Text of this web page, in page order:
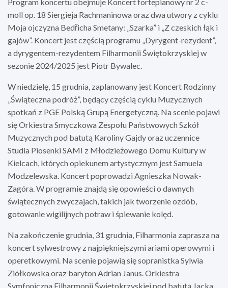
moll op. 18 Siergieja Rachmaninowa oraz dwa utwory z cyklu
Moja ojczyzna Bedřicha Smetany: „Szarka” i „Z czeskich łąk i
gajów”. Koncert jest częścią programu „Dyrygent-rezydent”,
a dyrygentem-rezydentem Filharmonii Świętokrzyskiej w
sezonie 2024/2025 jest Piotr Bywalec.
W niedzielę, 15 grudnia, zaplanowany jest Koncert Rodzinny
„Świąteczna podróż”, będący częścią cyklu Muzycznych
spotkań z PGE Polską Grupą Energetyczną. Na scenie pojawi
się Orkiestra Smyczkowa Zespołu Państwowych Szkół
Muzycznych pod batutą Karoliny Gajdy oraz uczennice
Studia Piosenki SAMI z Młodzieżowego Domu Kultury w
Kielcach, których opiekunem artystycznym jest Samuela
Modzelewska. Koncert poprowadzi Agnieszka Nowak-
Zagóra. W programie znajdą się opowieści o dawnych
świątecznych zwyczajach, takich jak tworzenie ozdób,
gotowanie wigilijnych potraw i śpiewanie kolęd.
Na zakończenie grudnia, 31 grudnia, Filharmonia zaprasza na
koncert sylwestrowy z najpiękniejszymi ariami operowymi i
operetkowymi. Na scenie pojawią się sopranistka Sylwia
Ziółkowska oraz baryton Adrian Janus. Orkiestra
Symfoniczna Filharmonii Świętokrzyskiej pod batutą Jacka